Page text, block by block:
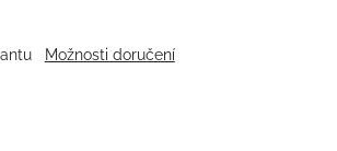
Možnosti doručení